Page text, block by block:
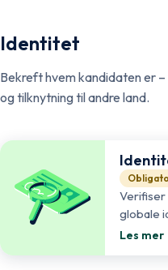
Identitet
Bekreft hvem kandidaten er
og tilknytning til andre land.
Verifiser
globale
Les mer